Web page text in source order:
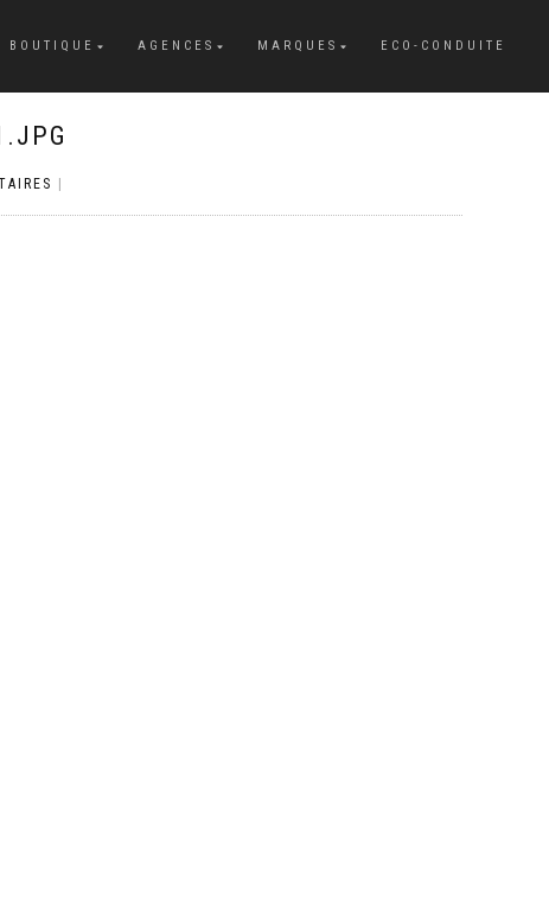
BOUTIQUE AGENCES MARQUES ECO-CONDUITE